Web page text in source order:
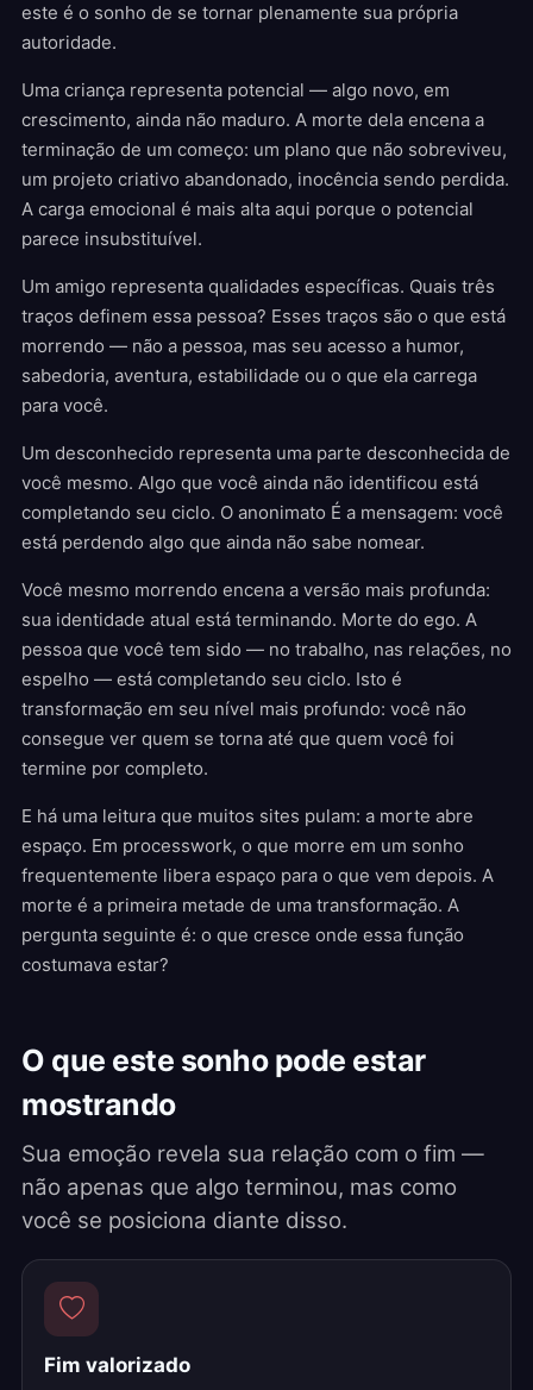
este é o sonho de se tornar plenamente sua própria
autoridade.
Uma criança representa potencial — algo novo, em
crescimento, ainda não maduro. A morte dela encena a
terminação de um começo: um plano que não sobreviveu,
um projeto criativo abandonado, inocência sendo perdida.
A carga emocional é mais alta aqui porque o potencial
parece insubstituível.
Um amigo representa qualidades específicas. Quais três
traços definem essa pessoa? Esses traços são o que está
morrendo — não a pessoa, mas seu acesso a humor,
sabedoria, aventura, estabilidade ou o que ela carrega
para você.
Um desconhecido representa uma parte desconhecida de
você mesmo. Algo que você ainda não identificou está
completando seu ciclo. O anonimato É a mensagem: você
está perdendo algo que ainda não sabe nomear.
Você mesmo morrendo encena a versão mais profunda:
sua identidade atual está terminando. Morte do ego. A
pessoa que você tem sido — no trabalho, nas relações, no
espelho — está completando seu ciclo. Isto é
transformação em seu nível mais profundo: você não
consegue ver quem se torna até que quem você foi
termine por completo.
E há uma leitura que muitos sites pulam: a morte abre
espaço. Em processwork, o que morre em um sonho
frequentemente libera espaço para o que vem depois. A
morte é a primeira metade de uma transformação. A
pergunta seguinte é: o que cresce onde essa função
costumava estar?
O que este sonho pode estar
mostrando
Sua emoção revela sua relação com o fim —
não apenas que algo terminou, mas como
você se posiciona diante disso.
Fim valorizado